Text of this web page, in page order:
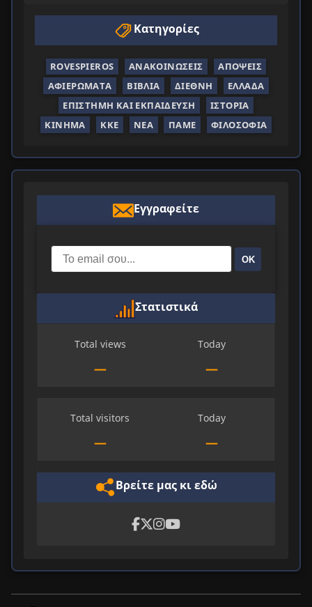
Κατηγορίες
ROVESPIEROS ΑΝΑΚΟΙΝΏΣΕΙΣ
ΑΠΌΨΕΙΣ
ΑΦΙΕΡΏΜΑΤΑ
ΒΙΒΛΊΑ ΔΙΕΘΝΉ
ΕΛΛΆΔΑ
ΕΠΙΣΤΉΜΗ ΚΑΙ ΕΚΠΑΊΔΕΥΣΗ
ΙΣΤΟΡΊΑ
ΚΊΝΗΜΑ
ΚΚΕ ΝΈΑ ΠΑΜΕ ΦΙΛΟΣΟΦΊΑ
Εγγραφείτε
ΟΚ
Στατιστικά
Total views
—
Today
—
Total visitors
—
Today
—
Βρείτε μας κι εδώ